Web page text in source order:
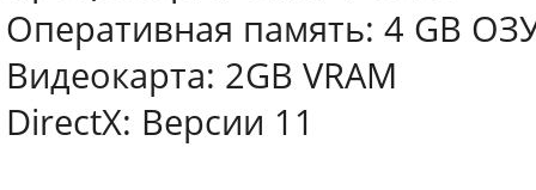
Оперативная память: 4 GB
Видеокарта: 2GB VRAM
DirectX: Версии 11